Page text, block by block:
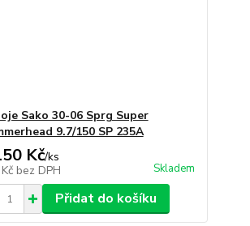
Sako 30-06 Sprg Super
9.7/150 SP 235A
Kč/ks
bez DPH Skladem
Přidat do košíku